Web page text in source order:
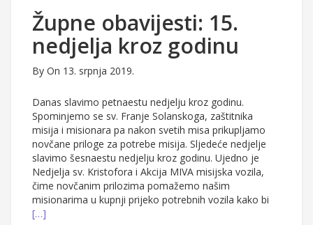
Župne obavijesti: 15.
nedjelja kroz godinu
By On 13. srpnja 2019.
Danas slavimo petnaestu nedjelju kroz godinu.
Spominjemo se sv. Franje Solanskoga, zaštitnika
misija i misionara pa nakon svetih misa prikupljamo
novčane priloge za potrebe misija. Sljedeće nedjelje
slavimo šesnaestu nedjelju kroz godinu. Ujedno je
Nedjelja sv. Kristofora i Akcija MIVA misijska vozila,
čime novčanim prilozima pomažemo našim
misionarima u kupnji prijeko potrebnih vozila kako bi
[…]